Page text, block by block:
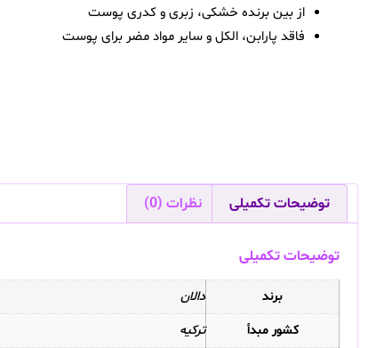
از بین برنده خشکی، زبری و کدری پوست
فاقد پارابن، الکل و سایر مواد مضر برای پوست
توضیحات تکمیلی نظرات (0)
توضیحات تکمیلی
برند
دالان
کشور مبدأ
ترکیه